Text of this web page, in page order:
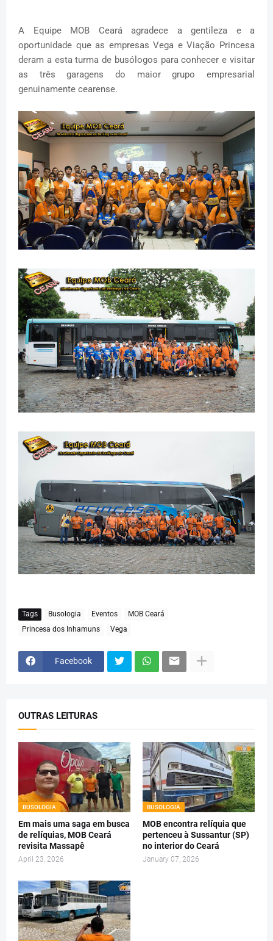
A Equipe MOB Ceará agradece a gentileza e a
oportunidade que as empresas Vega e Viação Princesa
deram a esta turma de busólogos para conhecer e visitar
as três garagens do maior grupo empresarial
genuinamente cearense.
Tags Busologia Eventos
MOB Ceará
Princesa dos Inhamuns
Vega
Facebook
OUTRAS LEITURAS
BUSOLOGIA
Em mais uma saga em busca
de relíquias, MOB Ceará
revisita Massapê
April 23, 2026
BUSOLOGIA
MOB encontra relíquia que
pertenceu à Sussantur (SP)
no interior do Ceará
January 07, 2026